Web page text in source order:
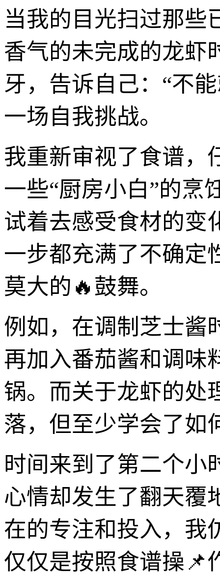
当我的目光扫过那些
香气的未完成的龙虾
牙，告诉自己：“不
一场自我挑战。
我重新审视了食谱，
一些“厨房小白”的烹
试着去感受食材的变
一步都充满了不确定
莫大的🔥鼓舞。
例如，在调制芝士酱
再加入番茄酱和调味
锅。而关于龙虾的处
落，但至少学会了如
时间来到了第二个小
心情却发生了翻天覆
在的专注和投入，我
仅仅是按照食谱操📌